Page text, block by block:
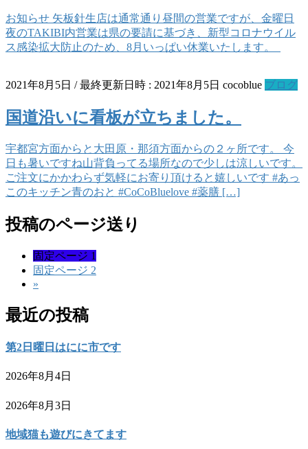
お知らせ 矢板針生店は通常通り昼間の営業ですが、金曜日
夜のTAKIBI内営業は県の要請に基づき、新型コロナウイル
ス感染拡大防止のため、8月いっぱい休業いたします。
2021年8月5日 / 最終更新日時 : 2021年8月5日 cocoblue ブログ
国道沿いに看板が立ちました。
宇都宮方面からと大田原・那須方面からの２ヶ所です。 今
日も暑いですね山背負ってる場所なので少しは涼しいです。
ご注文にかかわらず気軽にお寄り頂けると嬉しいです #あっ
このキッチン青のおと #CoCoBluelove #薬膳 […]
投稿のページ送り
固定ページ 1
固定ページ 2
»
最近の投稿
第2日曜日はにに市です
2026年8月4日
2026年8月3日
地域猫も遊びにきてます